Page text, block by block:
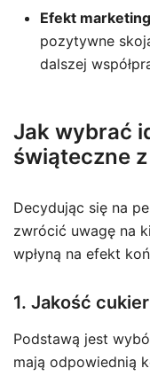
Efekt
pozytywne
dalszej
Jak wybrać
świąteczne
Decydując się na
zwrócić uwagę na
wpłyną na efekt
1. Jakość
Podstawą jest
mają odpowiednią